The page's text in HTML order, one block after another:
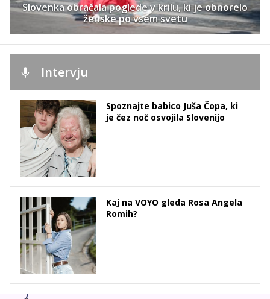
Slovenka obračala poglede v krilu, ki je obnorelo
ženske po vsem svetu
Intervju
Spoznajte babico Juša Čopa, ki
je čez noč osvojila Slovenijo
Kaj na VOYO gleda Rosa Angela
Romih?